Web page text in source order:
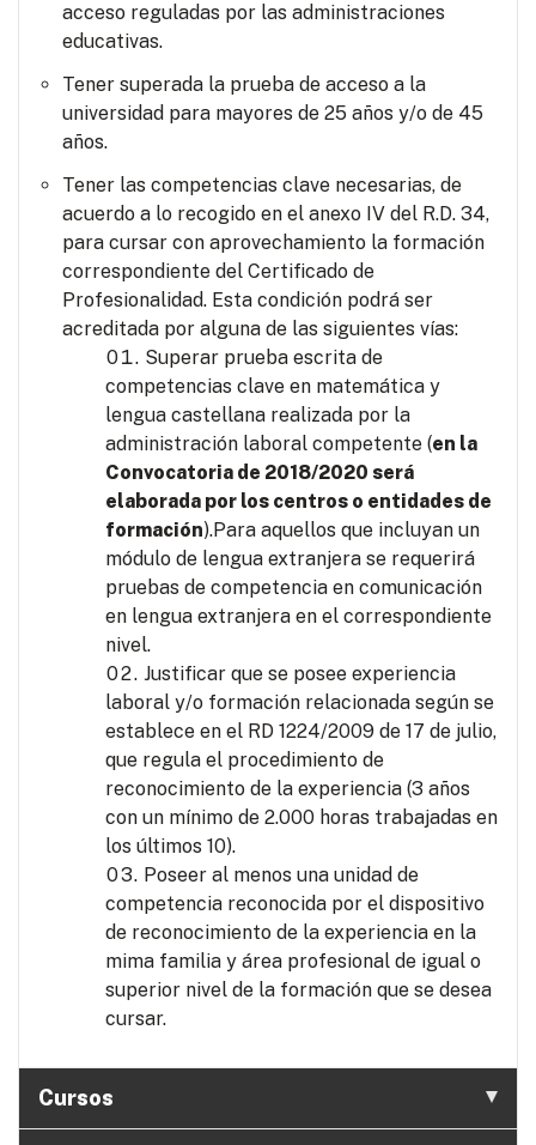
acceso reguladas por las administraciones
educativas.
Tener superada la prueba de acceso a la
universidad para mayores de 25 años y/o de 45
años.
Tener las competencias clave necesarias, de
acuerdo a lo recogido en el anexo IV del R.D. 34,
para cursar con aprovechamiento la formación
correspondiente del Certificado de
Profesionalidad. Esta condición podrá ser
acreditada por alguna de las siguientes vías:
Superar prueba escrita de
competencias clave en matemática y
lengua castellana realizada por la
administración laboral competente (en la
Convocatoria de 2018/2020 será
elaborada por los centros o entidades de
formación).Para aquellos que incluyan un
módulo de lengua extranjera se requerirá
pruebas de competencia en comunicación
en lengua extranjera en el correspondiente
nivel.
Justificar que se posee experiencia
laboral y/o formación relacionada según se
establece en el RD 1224/2009 de 17 de julio,
que regula el procedimiento de
reconocimiento de la experiencia (3 años
con un mínimo de 2.000 horas trabajadas en
los últimos 10).
Poseer al menos una unidad de
competencia reconocida por el dispositivo
de reconocimiento de la experiencia en la
mima familia y área profesional de igual o
superior nivel de la formación que se desea
cursar.
Cursos